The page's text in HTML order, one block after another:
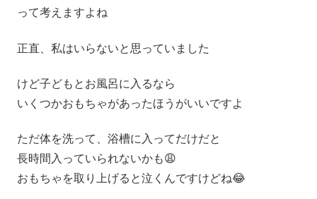
って考えますよね
正直、私はいらないと思っていました
けど子どもとお風呂に入るなら
いくつかおもちゃがあったほうがいいですよ
ただ体を洗って、浴槽に入ってだけだと
長時間入っていられないかも😩
おもちゃを取り上げると泣くんですけどね😂